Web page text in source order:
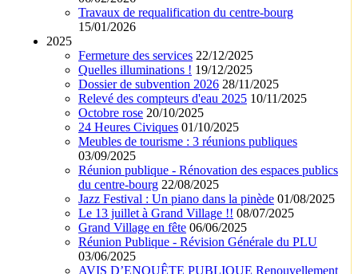
Travaux de requalification du centre-bourg
15/01/2026
2025
Fermeture des services 22/12/2025
Quelles illuminations ! 19/12/2025
Dossier de subvention 2026 28/11/2025
Relevé des compteurs d'eau 2025 10/11/2025
Octobre rose 20/10/2025
24 Heures Civiques 01/10/2025
Meubles de tourisme : 3 réunions publiques
03/09/2025
Réunion publique - Rénovation des espaces publics
du centre-bourg 22/08/2025
Jazz Festival : Un piano dans la pinède 01/08/2025
Le 13 juillet à Grand Village !! 08/07/2025
Grand Village en fête 06/06/2025
Réunion Publique - Révision Générale du PLU
03/06/2025
AVIS D’ENQUÊTE PUBLIQUE Renouvellement